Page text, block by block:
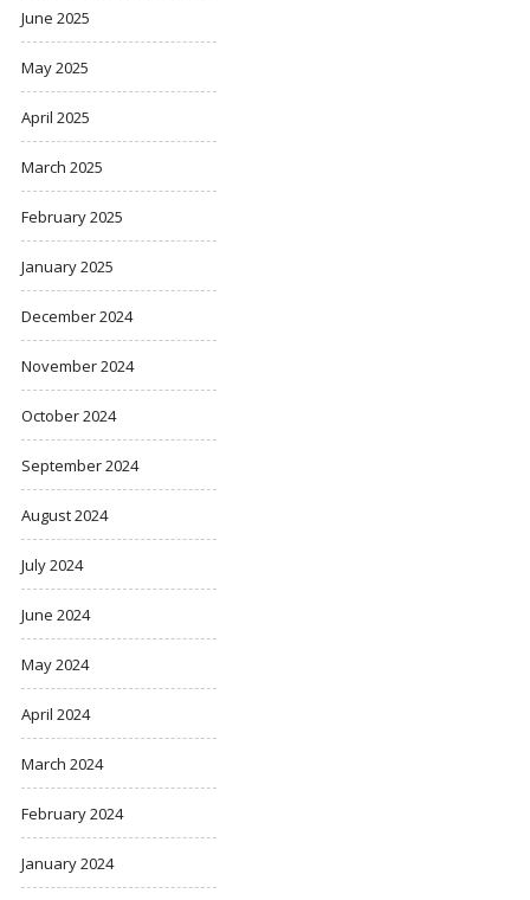
June 2025
May 2025
April 2025
March 2025
February 2025
January 2025
December 2024
November 2024
October 2024
September 2024
August 2024
July 2024
June 2024
May 2024
April 2024
March 2024
February 2024
January 2024